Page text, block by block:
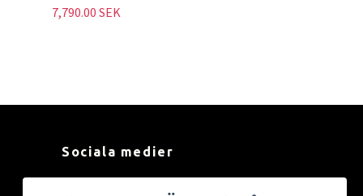
7,790.00 SEK
Sociala medier